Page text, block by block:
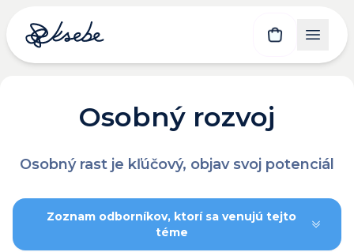
Osobný rozvoj
Osobný rast je kľúčový, objav svoj potenciál
Zoznam odborníkov, ktorí sa venujú tejto
téme